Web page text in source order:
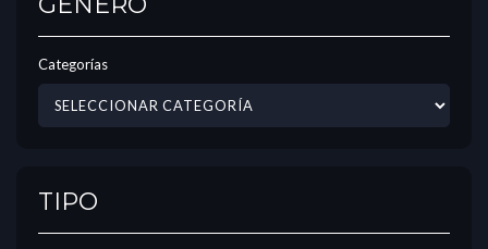
Categorías
TIPO